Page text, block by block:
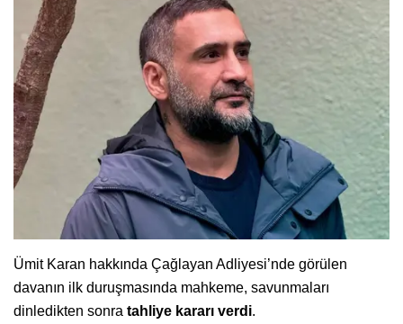
Ümit Karan hakkında Çağlayan Adliyesi’nde görülen
davanın ilk duruşmasında mahkeme, savunmaları
dinledikten sonra tahliye kararı verdi.